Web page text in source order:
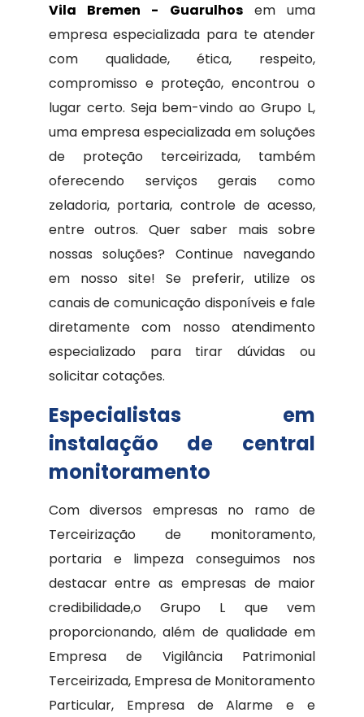
Vila Bremen - Guarulhosem uma
empresa especializada para te atender
com qualidade, ética, respeito,
compromisso e proteção, encontrou o
lugar certo. Seja bem-vindo ao Grupo L,
uma empresa especializada em soluções
de proteção terceirizada, também
oferecendo serviços gerais como
zeladoria, portaria, controle de acesso,
entre outros. Quer saber mais sobre
nossas soluções? Continue navegando
em nosso site! Se preferir, utilize os
canais de comunicação disponíveis e fale
diretamente com nosso atendimento
especializado para tirar dúvidas ou
solicitar cotações.
Especialistas em
instalação de central
monitoramento
Com diversos empresas no ramo de
Terceirização de monitoramento,
portaria e limpeza conseguimos nos
destacar entre as empresas de maior
credibilidade,o Grupo L que vem
proporcionando, além de qualidade em
Empresa de Vigilância Patrimonial
Terceirizada, Empresa de Monitoramento
Particular, Empresa de Alarme e e